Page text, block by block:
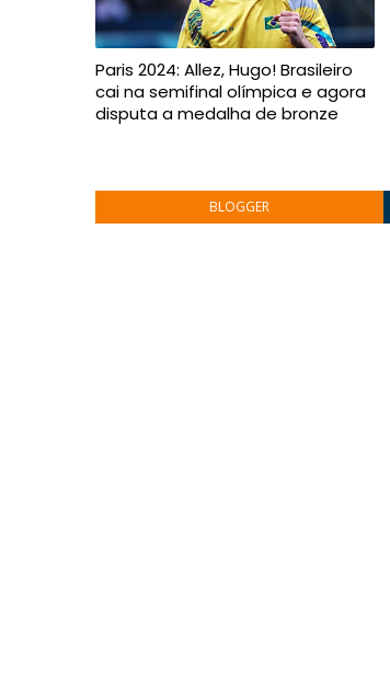
Paris 2024: Allez, Hugo! Brasileiro
cai na semifinal olímpica e agora
disputa a medalha de bronze
BLOGGER